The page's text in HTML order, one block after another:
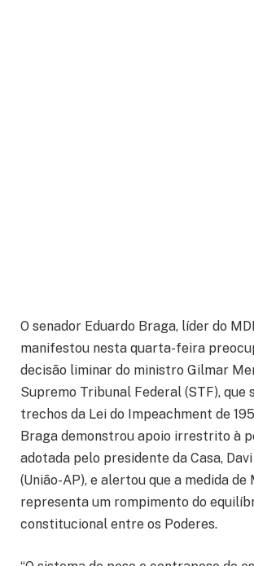
O senador Eduardo Braga, líder do
manifestou nesta quarta-feira
decisão liminar do ministro Gilmar
Supremo Tribunal Federal (STF), que
trechos da Lei do Impeachment de
Braga demonstrou apoio irrestrito à
adotada pelo presidente da Casa,
(União-AP), e alertou que a medida de
representa um rompimento do
constitucional entre os Poderes.